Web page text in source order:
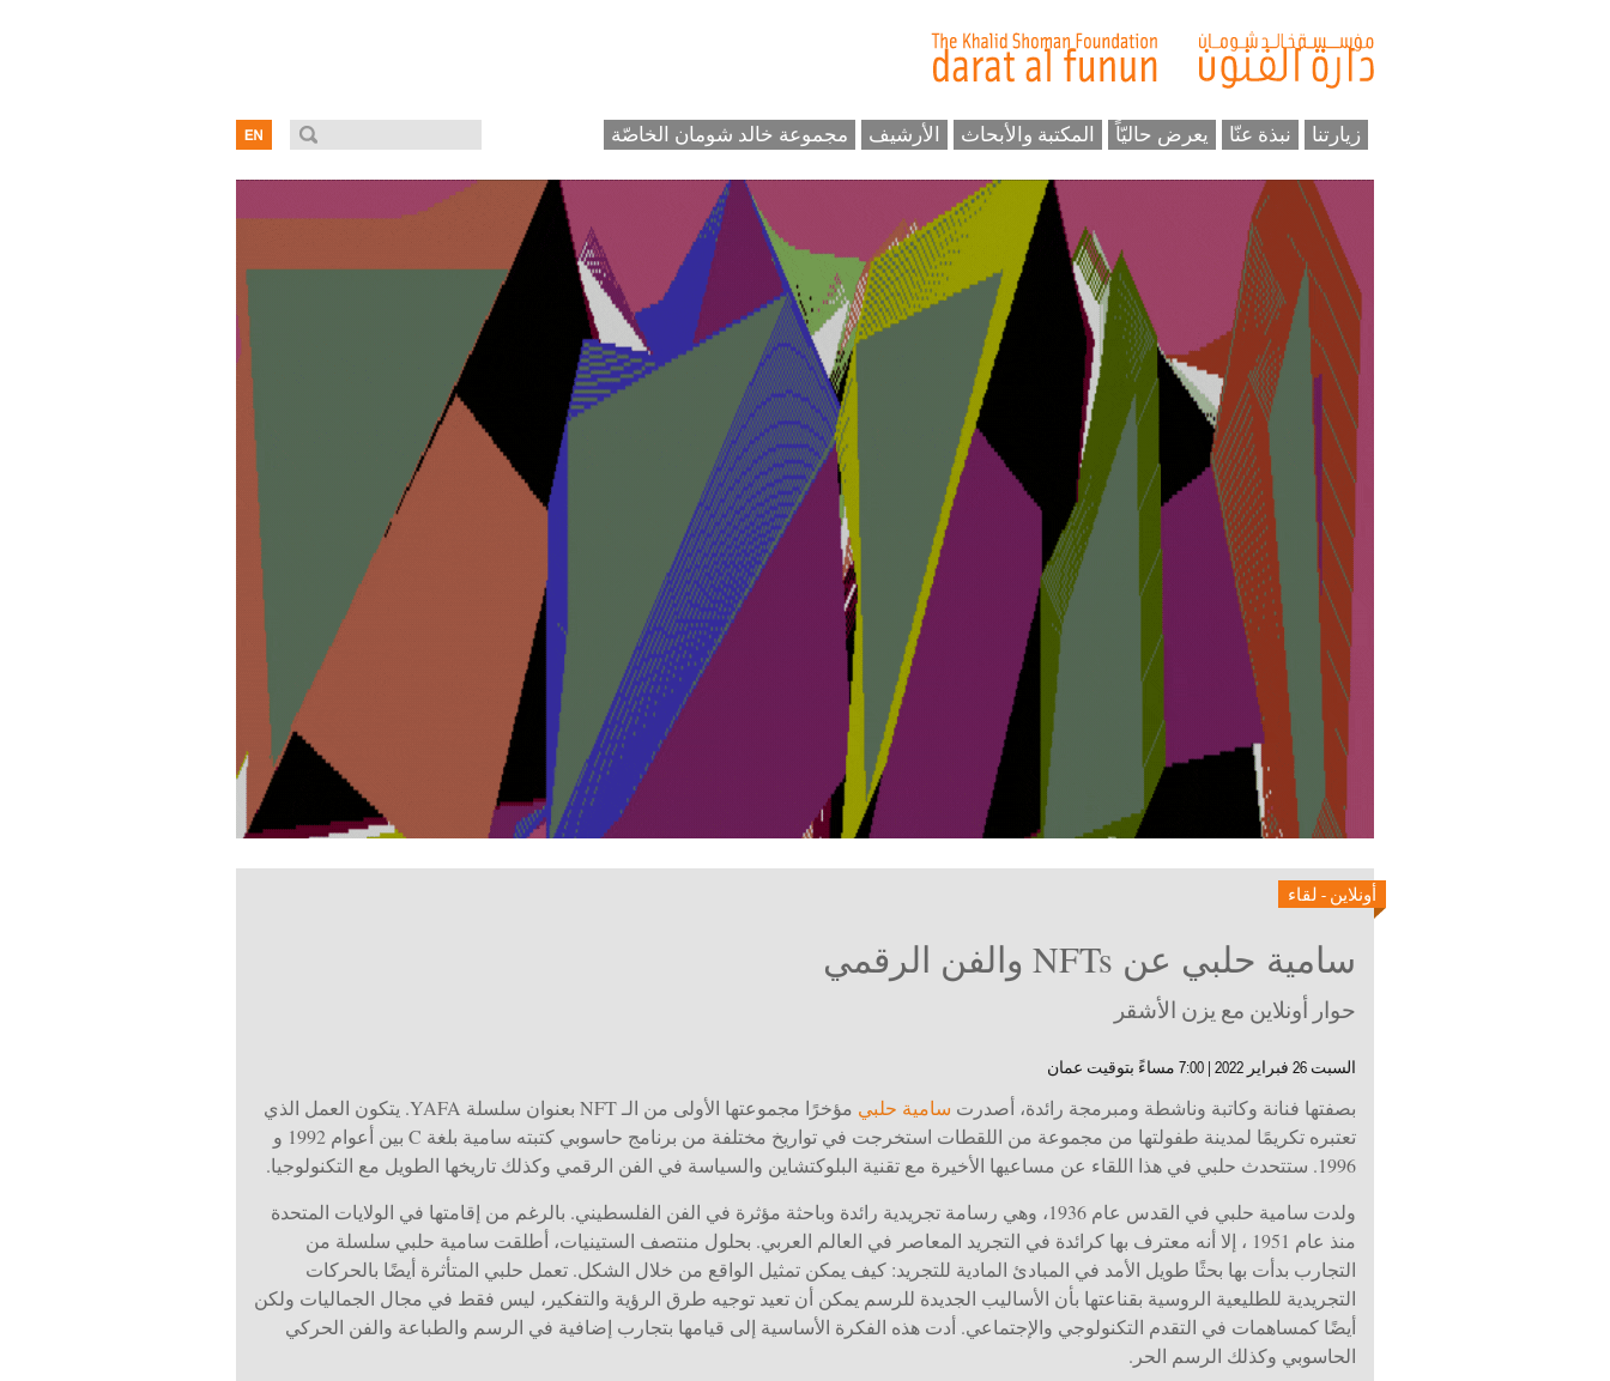
زيارتنا نبذة عنّا يعرض حاليّاً المكتبة والأبحاث الأرشيف مجموعة خالد شومان الخاصّة
أونلاين - لقاء
سامية حلبي عن NFTs والفن الرقمي
حوار أونلاين مع يزن الأشقر
السبت 26 فبراير 2022 | 7:00 مساءً بتوقيت عمان
بصفتها فنانة وكاتبة وناشطة ومبرمجة رائدة، أصدرت سامية حلبي
مؤخرًا مجموعتها الأولى من الـ NFT بعنوان سلسلة YAFA. يتكون العمل الذي
تعتبره تكريمًا لمدينة طفولتها من مجموعة من اللقطات استخرجت في تواريخ مختلفة من برنامج حاسوبي كتبته سامية بلغة C بين أعوام 1992 و
1996. ستتحدث حلبي في هذا اللقاء عن مساعيها الأخيرة مع تقنية البلوكتشاين والسياسة في الفن الرقمي وكذلك تاريخها الطويل مع التكنولوجيا.
ولدت سامية حلبي في القدس عام 1936، وهي رسامة تجريدية رائدة وباحثة مؤثرة في الفن الفلسطيني. بالرغم من إقامتها في الولايات المتحدة
منذ عام 1951 ، إلا أنه معترف بها كرائدة في التجريد المعاصر في العالم العربي. بحلول منتصف الستينيات، أطلقت سامية حلبي سلسلة من
التجارب بدأت بها بحثًا طويل الأمد في المبادئ المادية للتجريد: كيف يمكن تمثيل الواقع من خلال الشكل. تعمل حلبي المتأثرة أيضًا بالحركات
التجريدية للطليعية الروسية بقناعتها بأن الأساليب الجديدة للرسم يمكن أن تعيد توجيه طرق الرؤية والتفكير، ليس فقط في مجال الجماليات ولكن
أيضًا كمساهمات في التقدم التكنولوجي والإجتماعي. أدت هذه الفكرة الأساسية إلى قيامها بتجارب إضافية في الرسم والطباعة والفن الحركي
الحاسوبي وكذلك الرسم الحر.